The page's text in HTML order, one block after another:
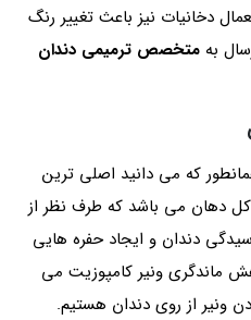
دخانیات نیز باعث تغییر رنگ
به متخصص ترمیمی دندان
که می دانید اصلی ترین
کل دهان می باشد که طرف نظر از
دندان و ایجاد حفره هایی
ماندگری ونیر کامپوزیت می
ونیر از روی دندان هستیم.